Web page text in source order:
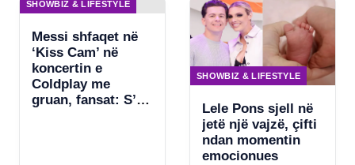
Beyonce
SHOWBIZ & LIFESTYLE
Messi shfaqet në
‘Kiss Cam’ në
koncertin e
Coldplay me
gruan, fansat: S’ka
SHOWBIZ & LIFESTYLE
Lele Pons sjell në
jetë një vajzë, çifti
ndan momentin
emocionues